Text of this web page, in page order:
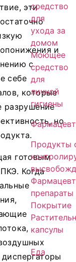
средство
для
ухода за
домом
Моющее
средство
для
личной
гигиены
Продукты
препараты
Покрытие
капсулы
Еда
эти
и
с
себе
которые
разрушение
но
готовым
. Когда